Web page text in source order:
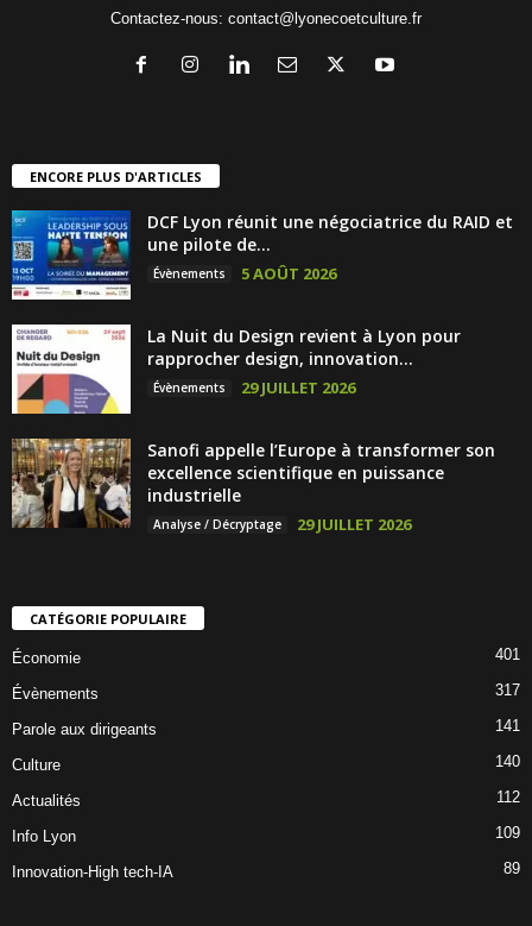
Contactez-nous: contact@lyonecoetculture.fr
ENCORE PLUS D'ARTICLES
DCF Lyon réunit une négociatrice du RAID et
une pilote de...
Évènements 5 AOÛT 2026
La Nuit du Design revient à Lyon pour
rapprocher design, innovation...
Évènements 29 JUILLET 2026
Sanofi appelle l’Europe à transformer son
excellence scientifique en puissance
industrielle
Analyse / Décryptage 29 JUILLET 2026
CATÉGORIE POPULAIRE
Économie 401
Évènements 317
Parole aux dirigeants 141
Culture 140
Actualités 112
Info Lyon 109
Innovation-High tech-IA 89